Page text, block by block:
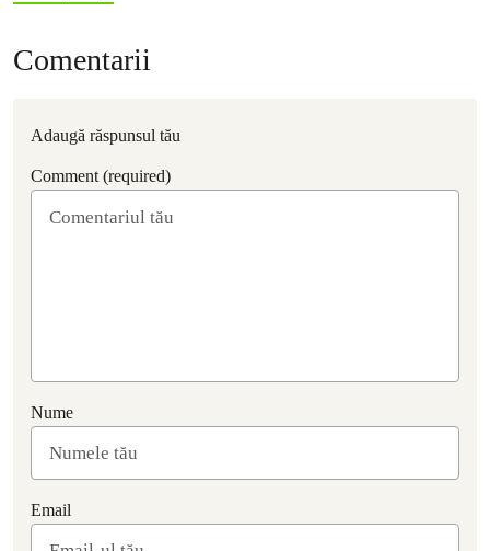
Comentarii
Adaugă răspunsul tău
Comment (required)
Nume
Email